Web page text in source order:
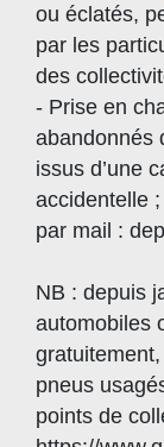
ou éclatés,
par les
des
- Prise en
abandonnés
issus d’une
accidentelle
par mail :
NB : depuis
automobiles
gratuitement,
pneus
points de